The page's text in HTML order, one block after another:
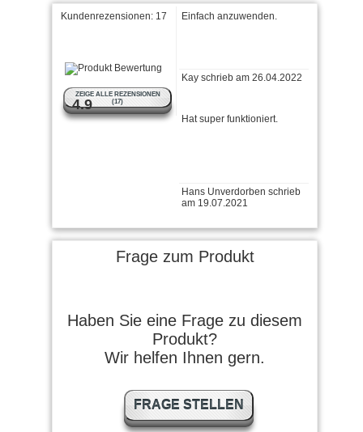
Kundenrezensionen: 17
4.9
ZEIGE ALLE REZENSIONEN
(17)
je verwendet habe.
Ich habe Perma Blue Paste
gekauft, weil die Lösung
nicht verfügbar ist. Ich war …
weiter lesen
Lowmann schrieb am
23.10.2020
Frage zum Produkt
Haben Sie eine Frage zu diesem
Produkt?
Wir helfen Ihnen gern.
FRAGE STELLEN